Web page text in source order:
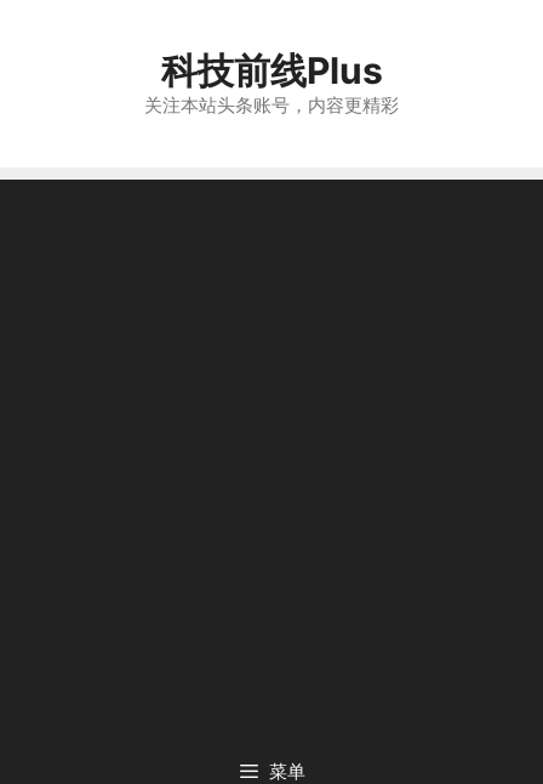
科技前线Plus
关注本站头条账号，内容更精彩
菜单